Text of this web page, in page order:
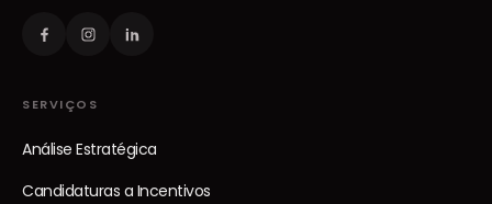
SERVIÇOS
Análise Estratégica
Candidaturas a Incentivos